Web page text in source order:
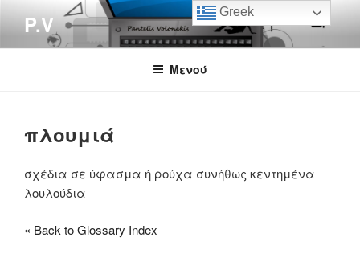
περιεχόμενο
P.V
Μενού
πλουμιά
σχέδια σε ύφασμα ή ρούχα συνήθως κεντημένα
λουλούδια
« Back to Glossary Index
Greek